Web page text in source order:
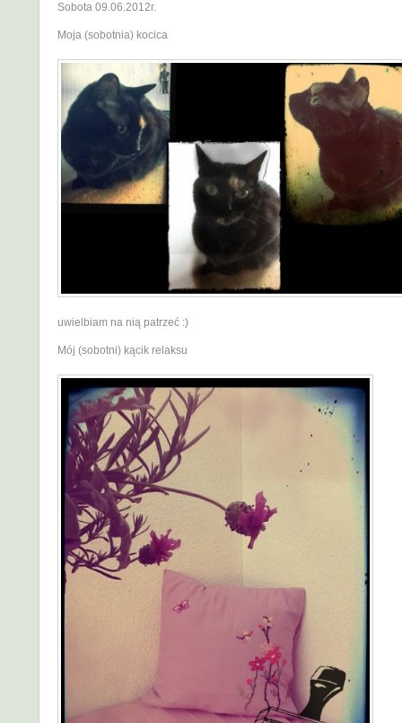
Sobota 09.06.2012r.
Moja (sobotnia) kocica
uwielbiam na nią patrzeć :)
Mój (sobotni) kącik relaksu